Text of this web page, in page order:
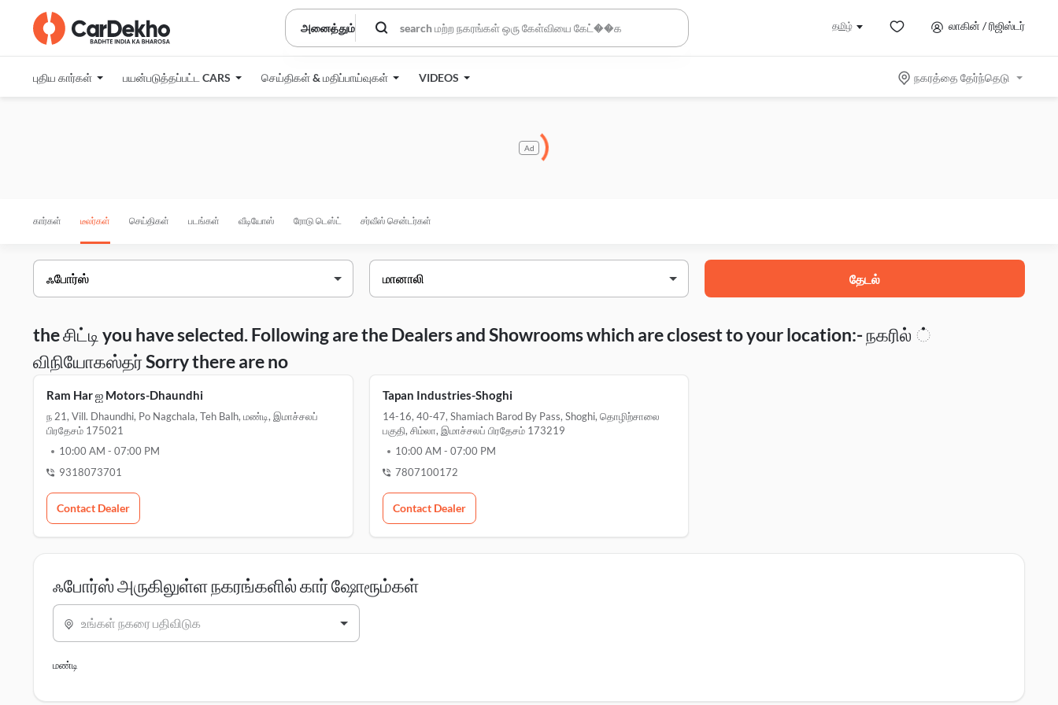
அனைத்தும் தமிழ் லாகின் / ரிஜிஸ்டர்
புதிய கார்கள் பயன்படுத்தப்பட்ட CARS செய்திகள் & மதிப்பாய்வுகள் VIDEOS நகரத்தை தேர்ந்தெடு
Ad
கார்கள் டீலர்கள் செய்திகள் படங்கள் வீடியோஸ் ரோடு டெஸ்ட் சர்வீஸ் சென்டர்கள்
தேடல்
the சிட்டி you have selected. Following are the Dealers and Showrooms which are closest to your location:- நகரில் ்
விநியோகஸ்தர் Sorry there are no
Ram Har ஐ Motors-Dhaundhi
ந 21, Vill. Dhaundhi, Po Nagchala, Teh Balh, மண்டி, இமாச்சலப்
பிரதேசம் 175021
10:00 AM - 07:00 PM
9318073701
Contact Dealer
Tapan Industries-Shoghi
14-16, 40-47, Shamiach Barod By Pass, Shoghi, தொழிற்சாலை
பகுதி, சிம்லா, இமாச்சலப் பிரதேசம் 173219
10:00 AM - 07:00 PM
7807100172
Contact Dealer
ஃபோர்ஸ் அருகிலுள்ள நகரங்களில் கார் ஷோரூம்கள்
உங்கள் நகரை பதிவிடுக
மண்டி